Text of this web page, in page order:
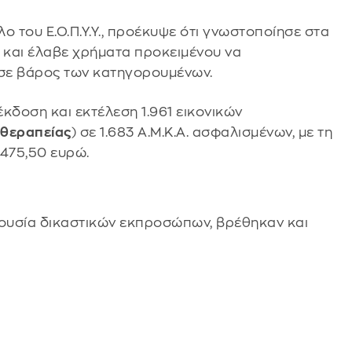
του Ε.Ο.Π.Υ.Υ., προέκυψε ότι γνωστοποίησε στα
έλαβε χρήματα προκειμένου να
σε βάρος των κατηγορουμένων.
και εκτέλεση 1.961 εικονικών
) σε 1.683 Α.Μ.Κ.Α. ασφαλισμένων, με τη
ευρώ.
δικαστικών εκπροσώπων, βρέθηκαν και